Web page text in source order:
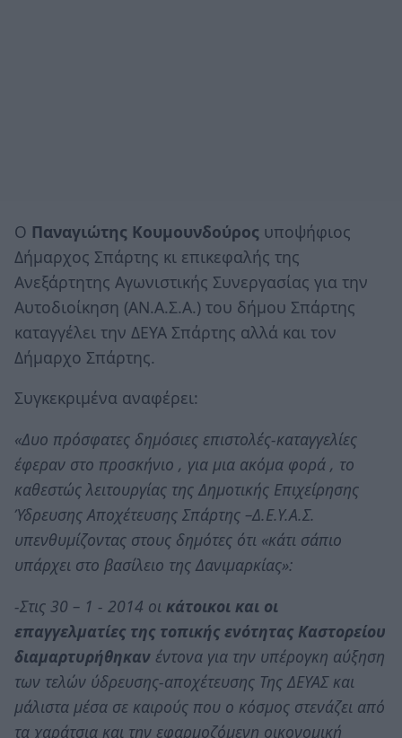
Ο Παναγιώτης Κουμουνδούρος υποψήφιος
Δήμαρχος Σπάρτης κι επικεφαλής της
Ανεξάρτητης Αγωνιστικής Συνεργασίας για την
Αυτοδιοίκηση (ΑΝ.Α.Σ.Α.) του δήμου Σπάρτης
καταγγέλει την ΔΕΥΑ Σπάρτης αλλά και τον
Δήμαρχο Σπάρτης.
Συγκεκριμένα αναφέρει:
«Δυο πρόσφατες δημόσιες επιστολές-καταγγελίες
έφεραν στο προσκήνιο , για μια ακόμα φορά , το
καθεστώς λειτουργίας της Δημοτικής Επιχείρησης
Ύδρευσης Αποχέτευσης Σπάρτης –Δ.Ε.Υ.Α.Σ.
υπενθυμίζοντας στους δημότες ότι «κάτι σάπιο
υπάρχει στο βασίλειο της Δανιμαρκίας»:
-Στις 30 – 1 - 2014 οι κάτοικοι και οι
επαγγελματίες της τοπικής ενότητας Καστορείου
διαμαρτυρήθηκαν έντονα για την υπέρογκη αύξηση
των τελών ύδρευσης-αποχέτευσης Της ΔΕΥΑΣ και
μάλιστα μέσα σε καιρούς που ο κόσμος στενάζει από
τα χαράτσια και την εφαρμοζόμενη οικονομική